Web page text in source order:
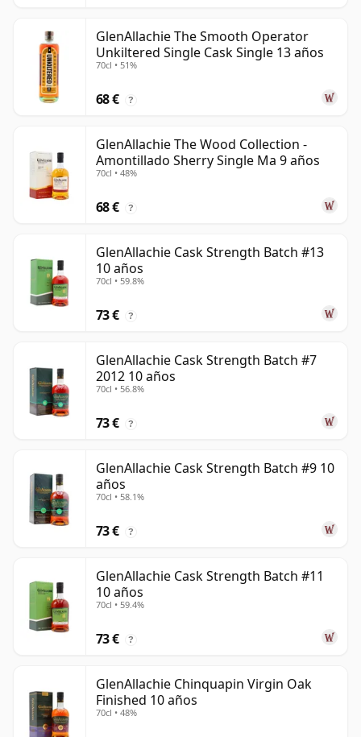
GlenAllachie The Smooth Operator
Unkiltered Single Cask Single 13 años
70cl • 51%
68 € ?
GlenAllachie The Wood Collection -
Amontillado Sherry Single Ma 9 años
70cl • 48%
68 € ?
GlenAllachie Cask Strength Batch #13
10 años
70cl • 59.8%
73 € ?
GlenAllachie Cask Strength Batch #7
2012 10 años
70cl • 56.8%
73 € ?
GlenAllachie Cask Strength Batch #9 10
años
70cl • 58.1%
73 € ?
GlenAllachie Cask Strength Batch #11
10 años
70cl • 59.4%
73 € ?
GlenAllachie Chinquapin Virgin Oak
Finished 10 años
70cl • 48%